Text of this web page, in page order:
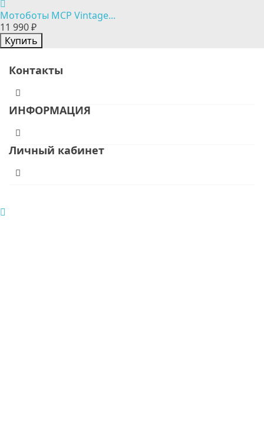
Мотоботы MCP Vintage...
11 990 ₽
Купить
Контакты
ИНФОРМАЦИЯ
Личный кабинет